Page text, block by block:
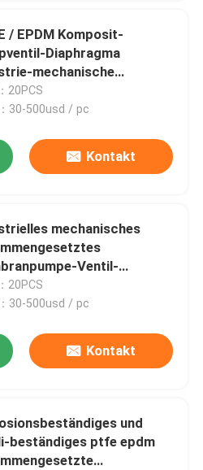
/ EPDM Komposit-
Diaphragma
mechanische
20PCS
30-500usd / pc
Kontakt
mechanisches
Ventil-
20PCS
30-500usd / pc
Kontakt
und
beständiges ptfe epdm